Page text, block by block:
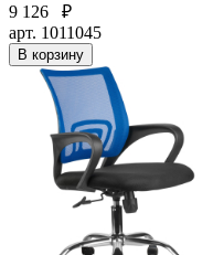
9 126
₽
арт. 1011045
В корзину